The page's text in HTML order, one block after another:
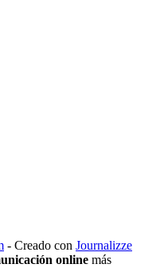
- Creado con Journalizze
online más